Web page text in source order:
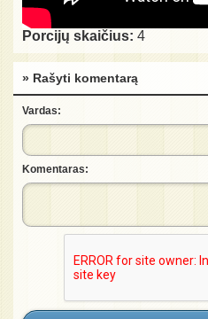
Porcijų skaičius: 4
» Rašyti komentarą
Vardas:
Komentaras: